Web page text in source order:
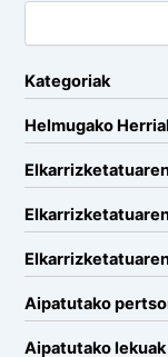
Kategoriak
Helmugako
Elkarrizketatuaren
Aipatutako
Aipatutako lekuak